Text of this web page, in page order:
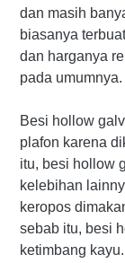
dan masih
biasanya
dan harganya
pada umumnya.
Besi hollow
plafon karena
itu, besi hollow
kelebihan
keropos
sebab itu, besi
ketimbang